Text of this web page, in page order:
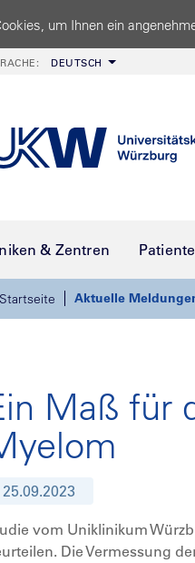
um Ihnen ein
DEUTSCH
& Zentren
Startseite Aktuelle
Maß für
25.09.2023
vom Uniklinikum
Die Vermessung